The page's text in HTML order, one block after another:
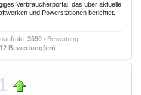
Verbraucherportal, das über aktuelle
und Powerstationen berichtet.
3590 / Bewertung:
12 Bewertung(en)